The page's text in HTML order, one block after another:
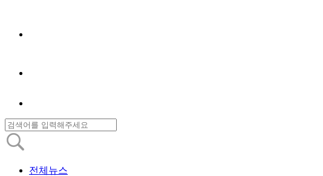
전체뉴스